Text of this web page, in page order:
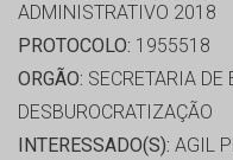
ADMINISTRATIVO 2018
PROTOCOLO: 1955518
ORGÃO: SECRETARIA DE
DESBUROCRATIZAÇÃO
INTERESSADO(S): AGIL